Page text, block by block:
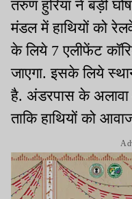
तरुण हुरिया ने बड़ी
मंडल में हाथियों को
के लिये 7 एलीफेंट
जाएगा. इसके लिये
है. अंडरपास के अलावा
ताकि हाथियों को